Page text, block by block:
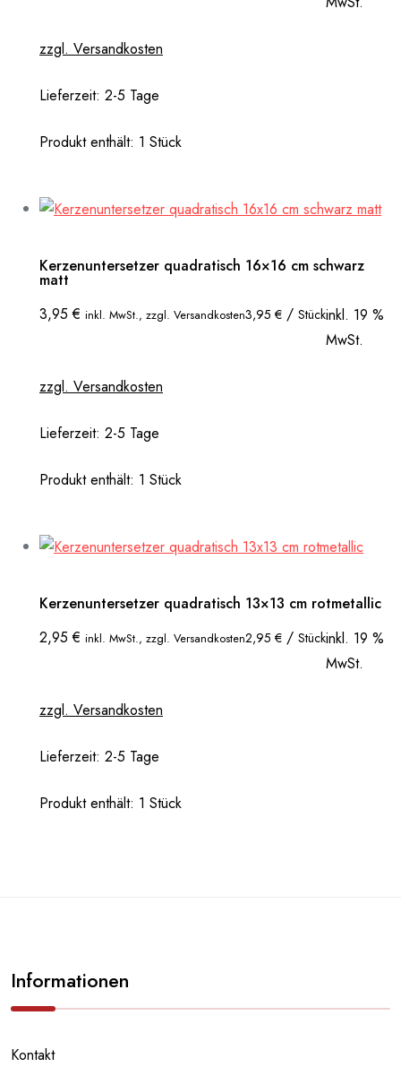
zzgl. Versandkosten
Lieferzeit: 2-5 Tage
Produkt enthält: 1 Stück
Kerzenuntersetzer quadratisch 16×16 cm schwarz
matt
3,95€ inkl. MwSt., zzgl. Versandkosten3,95 € / Stückinkl. 19 %
MwSt.
zzgl. Versandkosten
Lieferzeit: 2-5 Tage
Produkt enthält: 1 Stück
Kerzenuntersetzer quadratisch 13×13 cm rotmetallic
2,95€ inkl. MwSt., zzgl. Versandkosten2,95 € / Stückinkl. 19 %
MwSt.
zzgl. Versandkosten
Lieferzeit: 2-5 Tage
Produkt enthält: 1 Stück
Informationen
Kontakt